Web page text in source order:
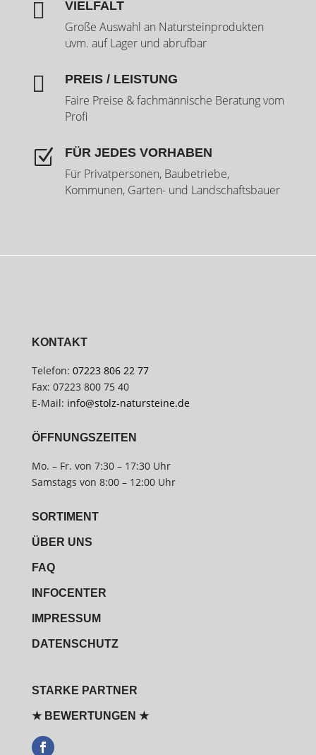
 VIELFALT
Große Auswahl an Natursteinprodukten
uvm. auf Lager und abrufbar
 PREIS / LEISTUNG
Faire Preise & fachmännische Beratung vom
Profi
Z FÜR JEDES VORHABEN
Für Privatpersonen, Baubetriebe,
Kommunen, Garten- und Landschaftsbauer
KONTAKT
Telefon: 07223 806 22 77
Fax: 07223 800 75 40
E-Mail: info@stolz-natursteine.de
ÖFFNUNGSZEITEN
Mo. – Fr. von 7:30 – 17:30 Uhr
Samstags von 8:00 – 12:00 Uhr
SORTIMENT
ÜBER UNS
FAQ
INFOCENTER
IMPRESSUM
DATENSCHUTZ
STARKE PARTNER
★ BEWERTUNGEN ★